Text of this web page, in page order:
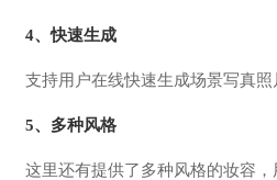
4、快速生成
支持用户在线快速生成场景写真照
5、多种风格
这里还有提供了多种风格的妆容，